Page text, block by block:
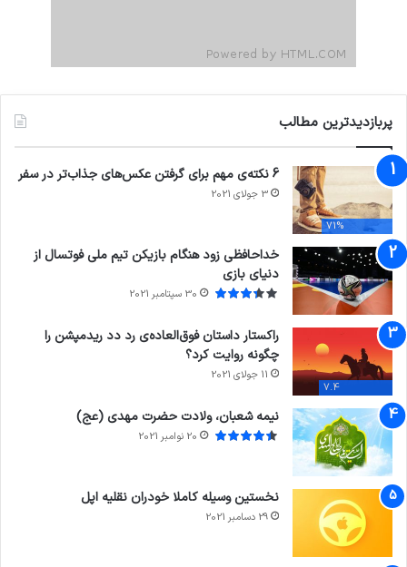
پربازدیدترین مطالب
71%
6 نکته‌ی مهم برای گرفتن عکس‌های جذاب‌تر در سفر
3 جولای 2021
خداحافظی زود هنگام بازیکن تیم ملی فوتسال از
دنیای بازی
30 سپتامبر 2021
7.4
راکستار داستان فوق‌العاده‌ی رد دد ریدمپشن را
چگونه روایت کرد؟
11 جولای 2021
نیمه شعبان، ولادت حضرت مهدی (عج)
20 نوامبر 2021
نخستین وسیله کاملا خودران نقلیه اپل
29 دسامبر 2021